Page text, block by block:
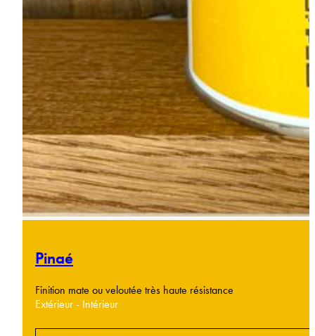
Pinaé
Finition mate ou veloutée très haute résistance
Extérieur - Intérieur